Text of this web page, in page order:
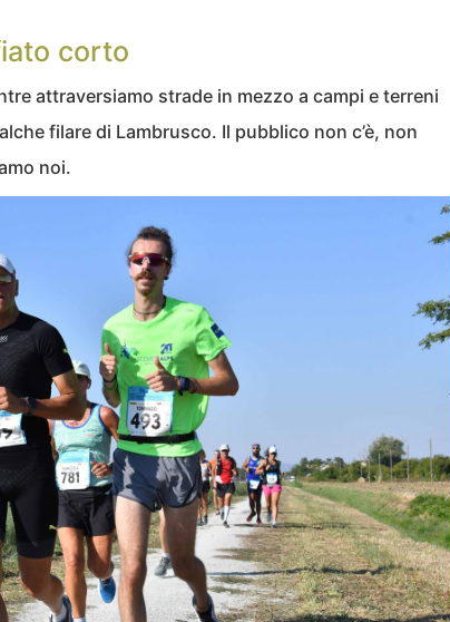
corto
attraversiamo strade in mezzo a campi e terreni
filare di Lambrusco. Il pubblico non c’è, non
noi.